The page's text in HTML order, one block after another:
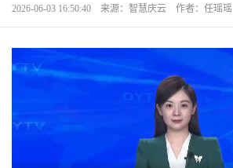
2026-06-03 16:50:40 来源：智慧庆云 作者：任瑶瑶